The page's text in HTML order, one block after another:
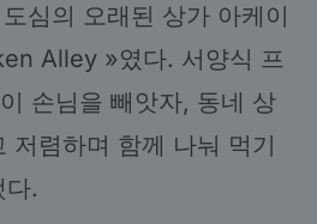
심의 오래된 상가 아케이
Alley »였다. 서양식 프
손님을 빼앗자, 동네 상
저렴하며 함께 나눠 먹기
다.